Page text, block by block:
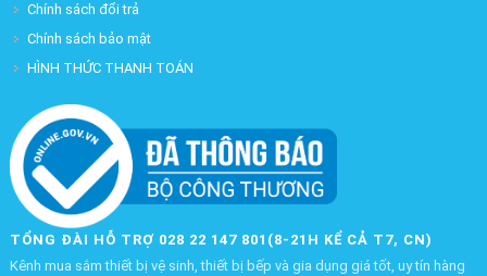
Chính sách đổi trả
Chính sách bảo mật
HÌNH THỨC THANH TOÁN
TỔNG ĐÀI HỖ TRỢ 028 22 147 801(8-21H KỂ CẢ T7, CN)
Kênh mua sắm thiết bị vệ sinh, thiết bị bếp và gia dụng giá tốt, uy tín hàng